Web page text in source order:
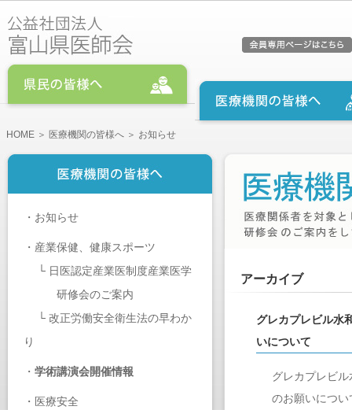
HOME ＞ 医療機関の皆様へ ＞ お知らせ
・ お知らせ
・ 産業保健、健康スポーツ
└ 日医認定産業医制度産業医学
研修会のご案内
└ 改正労働安全衛生法の早わか
り
・ 学術講演会開催情報
・ 医療安全
アーカイブ
グレカプレビル水
いについて
グレカプレビ
のお願いについ